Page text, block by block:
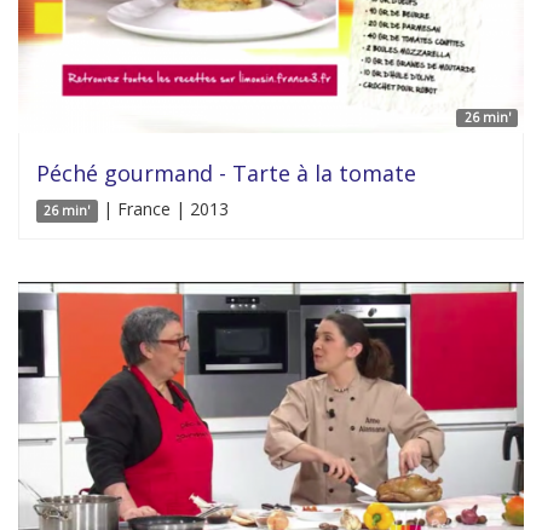
26 min'
Péché gourmand - Tarte à la tomate
26 min' | France | 2013